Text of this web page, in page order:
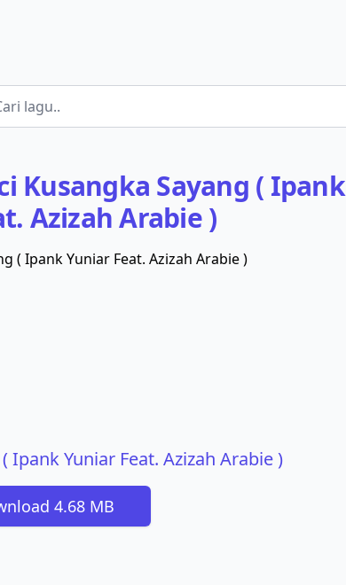
Kusangka Sayang ( Ipank
Azizah Arabie )
Ipank Yuniar Feat. Azizah Arabie )
4.68 MB